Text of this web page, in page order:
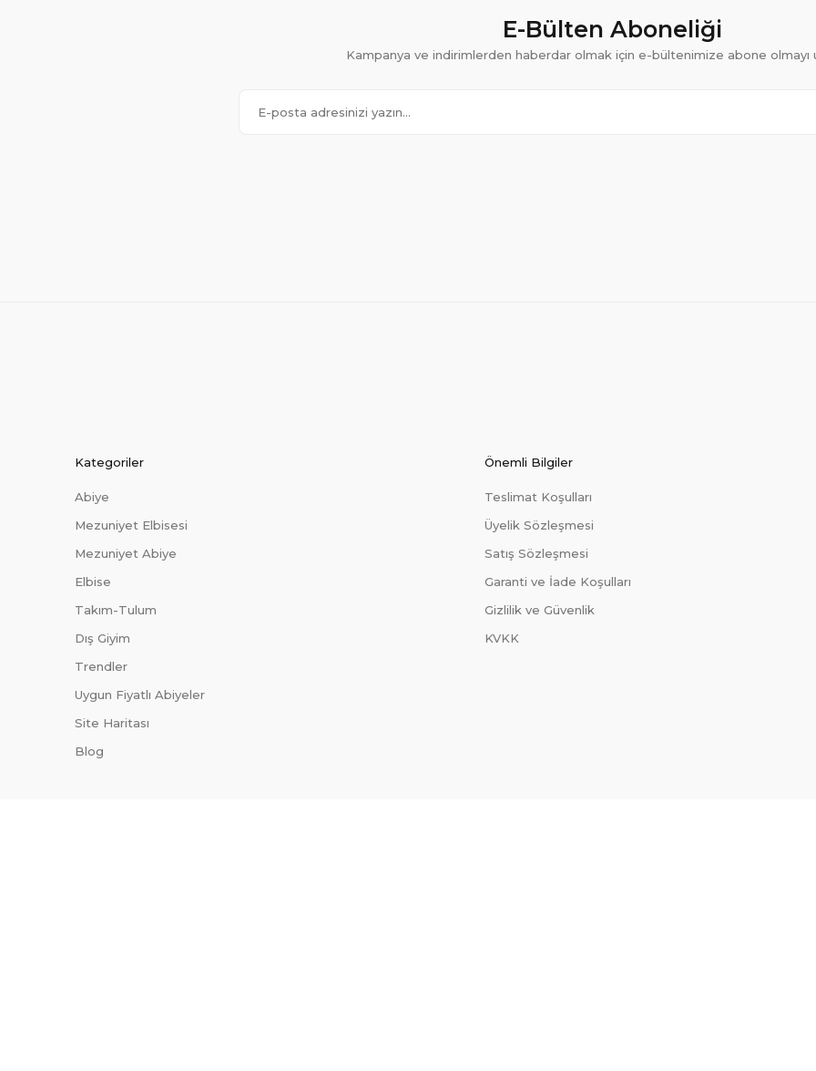
E-Bülten Aboneliği
Kampanya ve indirimlerden haberdar olmak için e-bültenimize abone olmayı
Kategoriler
Abiye
Mezuniyet Elbisesi
Mezuniyet Abiye
Elbise
Takım-Tulum
Dış Giyim
Trendler
Uygun Fiyatlı Abiyeler
Site Haritası
Blog
Önemli Bilgiler
Teslimat Koşulları
Üyelik Sözleşmesi
Satış Sözleşmesi
Garanti ve İade Koşulları
Gizlilik ve Güvenlik
KVKK